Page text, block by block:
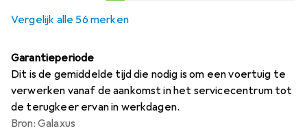
Vergelijk alle 56 merken
Garantieperiode
Dit is de gemiddelde tijd die nodig is om een voertuig te
verwerken vanaf de aankomst in het servicecentrum tot
de terugkeer ervan in werkdagen.
Bron: Galaxus